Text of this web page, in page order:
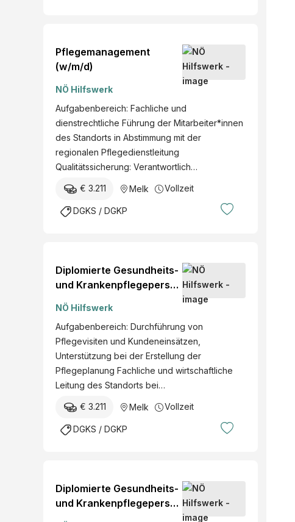
Pflegemanagement
(w/m/d)
NÖ Hilfswerk
Aufgabenbereich: Fachliche und
dienstrechtliche Führung der Mitarbeiter*innen
des Standorts in Abstimmung mit der
regionalen Pflegedienstleitung
Qualitätssicherung: Verantwortlich…
€ 3.211 Melk Vollzeit
DGKS / DGKP
Diplomierte Gesundheits-
und Krankenpflegeperson
mit Funktion "stv.
Pflegemanagement"
(w/m/d)
NÖ Hilfswerk
Aufgabenbereich: Durchführung von
Pflegevisiten und Kundeneinsätzen,
Unterstützung bei der Erstellung der
Pflegeplanung Fachliche und wirtschaftliche
Leitung des Standorts bei…
€ 3.211 Melk Vollzeit
DGKS / DGKP
Diplomierte Gesundheits-
und Krankenpflegeperson
mit Funktion "stv.